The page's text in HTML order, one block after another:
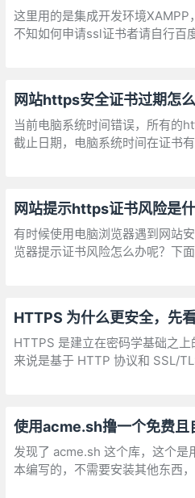
这里用的是集成开发环境XAMPP
不知如何申请ssl证书者请自行百
件，强制所有http跳转到https，
网站https安全证书过期怎么
当前电脑系统时间错误，所有的
截止日期，电脑系统时间在证书
浏览器提示网站https安全证书
网站提示https证书风险是
有时候使用电脑浏览器遇到网站
览器提示证书风险怎么办呢？下
HTTPS 为什么更安全，先
HTTPS 是建立在密码学基础之
来说是基于 HTTP 协议和 SSL/
前有必要弄清楚一些密码学的相
发现了 acme.sh 这个库，这个是
本编写的，不需要安装其他东西
净。准备工作：一个已解析好的